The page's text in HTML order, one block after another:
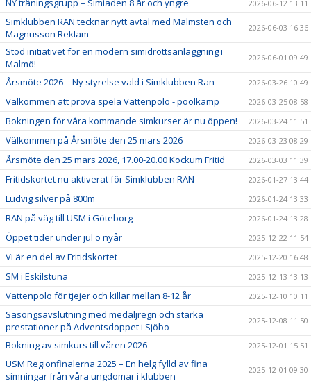
2026-06-12 13:11
Simklubben RAN tecknar nytt avtal med Malmsten och
Magnusson Reklam
2026-06-03 16:36
Stöd initiativet för en modern simidrottsanläggning i
Malmö!
2026-06-01 09:49
Årsmöte 2026 – Ny styrelse vald i Simklubben Ran 2026-03-26 10:49
Välkommen att prova spela Vattenpolo - poolkamp 2026-03-25 08:58
Bokningen för våra kommande simkurser är nu öppen! 2026-03-24 11:51
Välkommen på Årsmöte den 25 mars 2026 2026-03-23 08:29
Årsmöte den 25 mars 2026, 17.00-20.00 Kockum Fritid 2026-03-03 11:39
Fritidskortet nu aktiverat för Simklubben RAN 2026-01-27 13:44
Ludvig silver på 800m 2026-01-24 13:33
RAN på väg till USM i Göteborg 2026-01-24 13:28
Öppet tider under jul o nyår 2025-12-22 11:54
Vi är en del av Fritidskortet 2025-12-20 16:48
SM i Eskilstuna 2025-12-13 13:13
Vattenpolo för tjejer och killar mellan 8-12 år 2025-12-10 10:11
Säsongsavslutning med medaljregn och starka
prestationer på Adventsdoppet i Sjöbo
2025-12-08 11:50
Bokning av simkurs till våren 2026 2025-12-01 15:51
USM Regionfinalerna 2025 – En helg fylld av fina
simningar från våra ungdomar i klubben
2025-12-01 09:30